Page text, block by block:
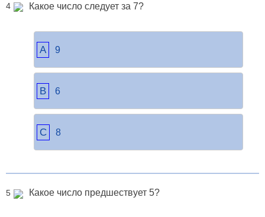
4 Какое число следует за 7?
A 9
B 6
C 8
5 Какое число предшествует 5?